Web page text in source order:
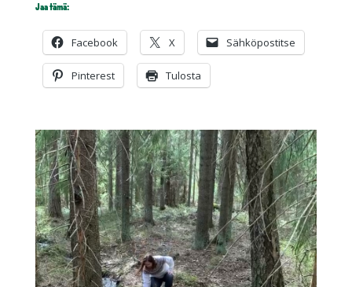
Jaa tämä:
Facebook X Sähköpostitse
Pinterest Tulosta